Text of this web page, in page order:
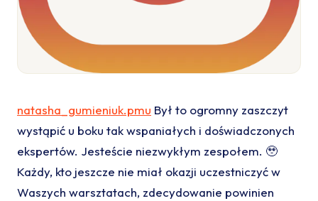
natasha_gumieniuk.pmu Był to ogromny zaszczyt
wystąpić u boku tak wspaniałych i doświadczonych
ekspertów. Jesteście niezwykłym zespołem. 🥹
Każdy, kto jeszcze nie miał okazji uczestniczyć w
Waszych warsztatach, zdecydowanie powinien